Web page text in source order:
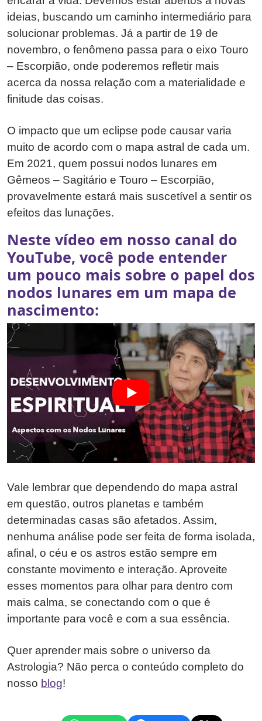
ideias, buscando um caminho intermediário para
solucionar problemas. Já a partir de 19 de
novembro, o fenômeno passa para o eixo Touro
– Escorpião, onde poderemos refletir mais
acerca da nossa relação com a materialidade e
finitude das coisas.
O impacto que um eclipse pode causar varia
muito de acordo com o mapa astral de cada um.
Em 2021, quem possui nodos lunares em
Gêmeos – Sagitário e Touro – Escorpião,
provavelmente estará mais suscetível a sentir os
efeitos das lunações.
Neste vídeo em nosso canal do
YouTube, você pode entender
um pouco mais sobre o papel dos
nodos lunares em um mapa de
nascimento:
Vale lembrar que dependendo do mapa astral
em questão, outros planetas e também
determinadas casas são afetados. Assim,
nenhuma análise pode ser feita de forma isolada,
afinal, o céu e os astros estão sempre em
constante movimento e interação. Aproveite
esses momentos para olhar para dentro com
mais calma, se conectando com o que é
importante para você e com a sua essência.
Quer aprender mais sobre o universo da
Astrologia? Não perca o conteúdo completo do
nosso blog!